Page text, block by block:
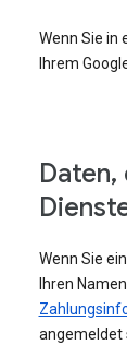
Wenn Sie in
Ihrem
Wenn Sie
Ihren
angemeldet